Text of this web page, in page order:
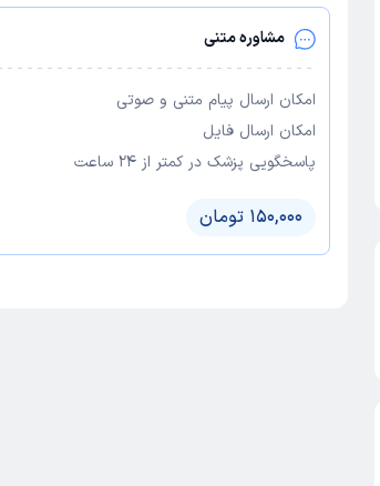
مشاوره متنی
امکان ارسال پیام متنی و صوتی
امکان ارسال فایل
پاسخگویی پزشک در کمتر از ۲۴ ساعت
150,000 تومان